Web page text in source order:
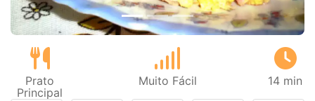
Prato
Principal
Muito Fácil 14 min